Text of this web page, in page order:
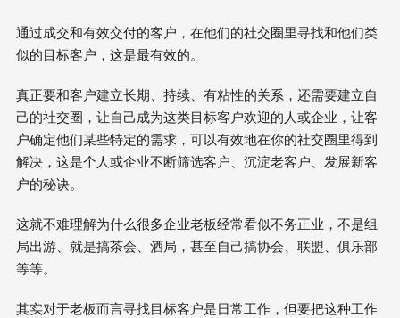
通过成交和有效交付的客户，在他们的社交圈里寻找和他们类
似的目标客户，这是最有效的。
真正要和客户建立长期、持续、有粘性的关系，还需要建立自
己的社交圈，让自己成为这类目标客户欢迎的人或企业，让客
户确定他们某些特定的需求，可以有效地在你的社交圈里得到
解决，这是个人或企业不断筛选客户、沉淀老客户、发展新客
户的秘诀。
这就不难理解为什么很多企业老板经常看似不务正业，不是组
局出游、就是搞茶会、酒局，甚至自己搞协会、联盟、俱乐部
等等。
其实对于老板而言寻找目标客户是日常工作，但要把这种工作